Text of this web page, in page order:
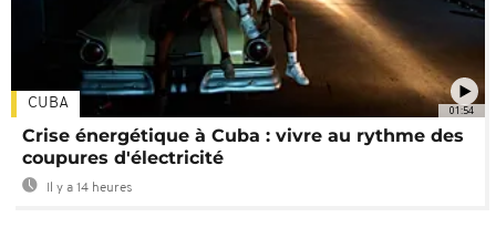
01:54
CUBA
Crise énergétique à Cuba : vivre au rythme des
coupures d'électricité
Il y a 14 heures